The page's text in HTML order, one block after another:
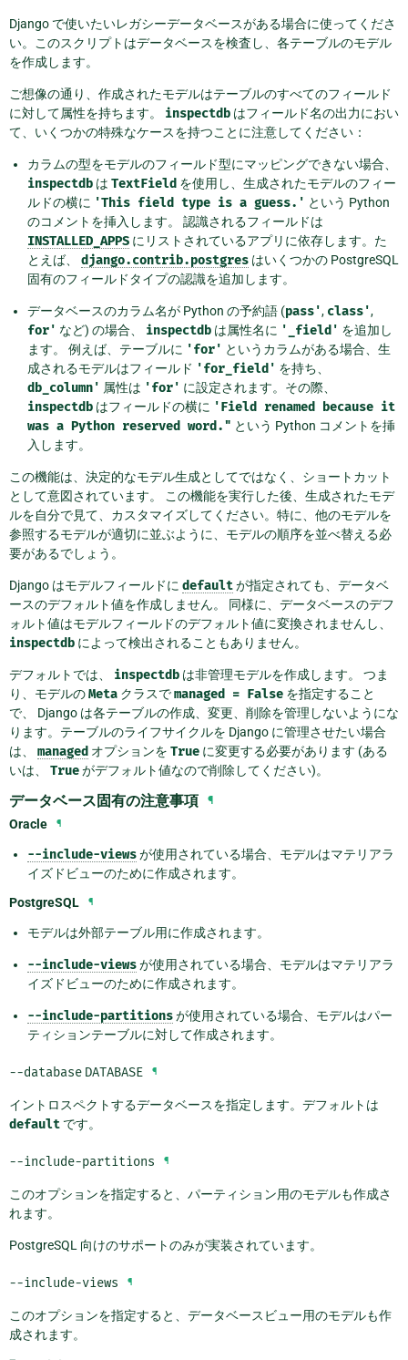
Django で使いたいレガシーデータベースがある場合に使ってくださ
い。このスクリプトはデータベースを検査し、各テーブルのモデル
を作成します。
ご想像の通り、作成されたモデルはテーブルのすべてのフィールド
に対して属性を持ちます。 inspectdb はフィールド名の出力におい
て、いくつかの特殊なケースを持つことに注意してください：
カラムの型をモデルのフィールド型にマッピングできない場合、
inspectdb は TextField を使用し、生成されたモデルのフィー
ルドの横に 'This field type is a guess.' という Python
のコメントを挿入します。 認識されるフィールドは
INSTALLED_APPS にリストされているアプリに依存します。た
とえば、 django.contrib.postgres はいくつかの PostgreSQL
固有のフィールドタイプの認識を追加します。
データベースのカラム名が Python の予約語 (pass', class',
for' など) の場合、 inspectdb は属性名に '_field' を追加し
ます。 例えば、テーブルに 'for' というカラムがある場合、生
成されるモデルはフィールド 'for_field' を持ち、
db_column' 属性は 'for' に設定されます。その際、
inspectdb はフィールドの横に 'Field renamed because it
was a Python reserved word." という Python コメントを挿
入します。
この機能は、決定的なモデル生成としてではなく、ショートカット
として意図されています。 この機能を実行した後、生成されたモデ
ルを自分で見て、カスタマイズしてください。特に、他のモデルを
参照するモデルが適切に並ぶように、モデルの順序を並べ替える必
要があるでしょう。
Django はモデルフィールドに defaultが指定されても、データベ
ースのデフォルト値を作成しません。 同様に、データベースのデフ
ォルト値はモデルフィールドのデフォルト値に変換されませんし、
inspectdb によって検出されることもありません。
デフォルトでは、 inspectdb は非管理モデルを作成します。 つま
り、モデルのMeta クラスでmanaged = False を指定すること
で、 Django は各テーブルの作成、変更、削除を管理しないようにな
ります。テーブルのライフサイクルを Django に管理させたい場合
は、 managed オプションを True に変更する必要があります (ある
いは、 Trueがデフォルト値なので削除してください)。
データベース固有の注意事項 ¶
Oracle ¶
--include-viewsが使用されている場合、モデルはマテリアラ
イズドビューのために作成されます。
PostgreSQL
¶
モデルは外部テーブル用に作成されます。
--include-viewsが使用されている場合、モデルはマテリアラ
イズドビューのために作成されます。
--include-partitionsが使用されている場合、モデルはパー
ティションテーブルに対して作成されます。
--database DATABASE ¶
イントロスペクトするデータベースを指定します。デフォルトは
default です。
--include-partitions ¶
このオプションを指定すると、パーティション用のモデルも作成さ
れます。
PostgreSQL 向けのサポートのみが実装されています。
--include-views ¶
このオプションを指定すると、データベースビュー用のモデルも作
成されます。